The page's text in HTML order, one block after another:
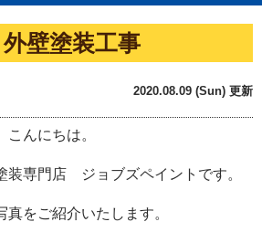
壁塗装工事
2020.08.09 (Sun) 更新
んにちは。
専門店 ジョブズペイントです。
をご紹介いたします。